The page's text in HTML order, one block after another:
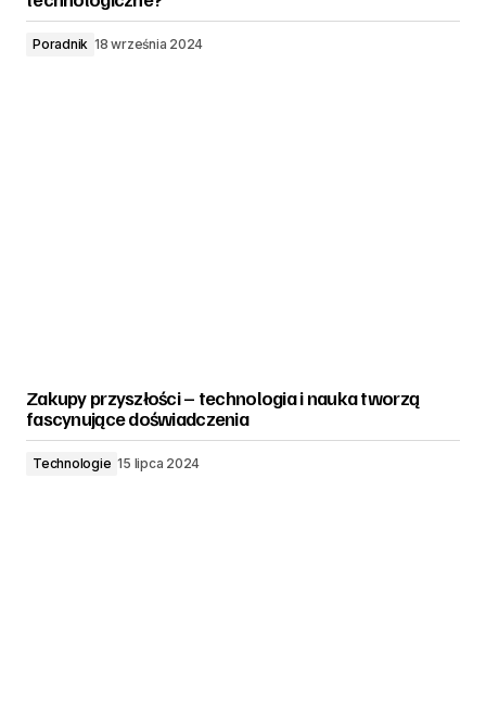
Poradnik 18 września 2024
Zakupy przyszłości – technologia i nauka tworzą
fascynujące doświadczenia
Technologie 15 lipca 2024